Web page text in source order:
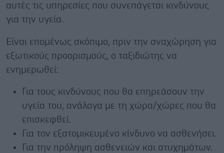
αυτές τις υπηρεσίες που συνεπάγεται κινδύνους
για την υγεία.
Είναι επομένως σκόπιμο, πριν την αναχώρηση για
εξωτικούς προορισμούς, ο ταξιδιώτης να
ενημερωθεί:
Για τους κινδύνους που θα επηρεάσουν την
υγεία του, ανάλογα με τη χώρα/χώρες που θα
επισκεφθεί.
Για τον εξατομικευμένο κίνδυνο να ασθενήσει.
Για την πρόληψη ασθενειών και ατυχημάτων.